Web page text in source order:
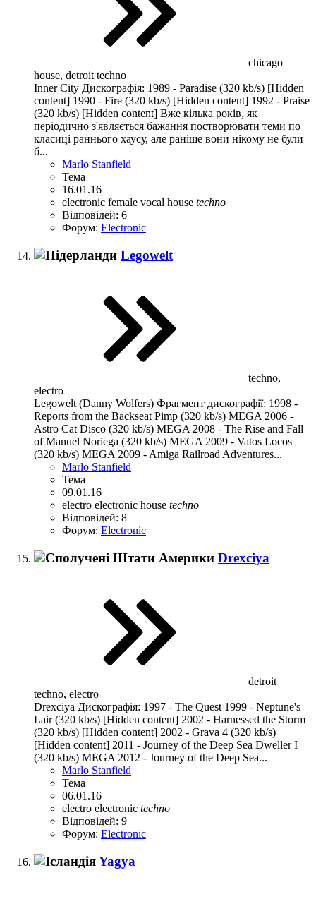
chicago
house, detroit techno
Inner City Дискографія: 1989 - Paradise (320 kb/s) [Hidden
content] 1990 - Fire (320 kb/s) [Hidden content] 1992 - Praise
(320 kb/s) [Hidden content] Вже кілька років, як
періодично з'являється бажання постворювати теми по
класиці раннього хаусу, але раніше вони нікому не були
б...
Marlo Stanfield
Тема
16.01.16
electronic female vocal house techno
Відповідей: 6
Форум: Electronic
Legowelt
techno,
electro
Legowelt (Danny Wolfers) Фрагмент дискографії: 1998 -
Reports from the Backseat Pimp (320 kb/s) MEGA 2006 -
Astro Cat Disco (320 kb/s) MEGA 2008 - The Rise and Fall
of Manuel Noriega (320 kb/s) MEGA 2009 - Vatos Locos
(320 kb/s) MEGA 2009 - Amiga Railroad Adventures...
Marlo Stanfield
Тема
09.01.16
electro electronic house techno
Відповідей: 8
Форум: Electronic
Drexciya
detroit
techno, electro
Drexciya Дискографія: 1997 - The Quest 1999 - Neptune's
Lair (320 kb/s) [Hidden content] 2002 - Harnessed the Storm
(320 kb/s) [Hidden content] 2002 - Grava 4 (320 kb/s)
[Hidden content] 2011 - Journey of the Deep Sea Dweller I
(320 kb/s) MEGA 2012 - Journey of the Deep Sea...
Marlo Stanfield
Тема
06.01.16
electro electronic techno
Відповідей: 9
Форум: Electronic
Yagya